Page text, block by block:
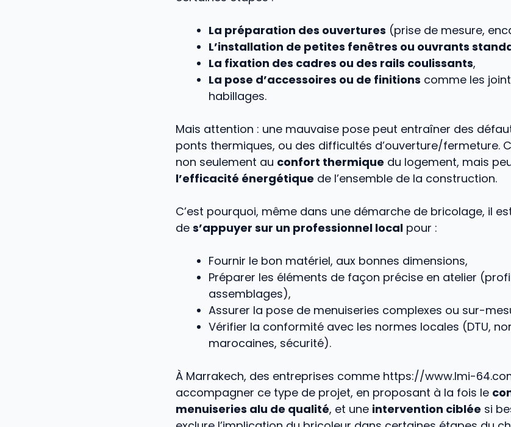
La préparation des ouvertures (prise de mesure,
L’installation de petites fenêtres ou ouvrants
La fixation des cadres ou des rails coulissants,
La pose d’accessoires ou de finitions comme les
habillages.
Mais attention : une mauvaise pose peut entraîner des
ponts thermiques, ou des difficultés d’ouverture/fermeture.
non seulement au confort thermique du logement, mais
l’efficacité énergétique de l’ensemble de la construction.
C’est pourquoi, même dans une démarche de bricolage, il
de s’appuyer sur un professionnel local pour :
Fournir le bon matériel, aux bonnes dimensions,
Préparer les éléments de façon précise en atelier
assemblages),
Assurer la pose de menuiseries complexes ou sur-
Vérifier la conformité avec les normes locales (DTU,
marocaines, sécurité).
À Marrakech, des entreprises comme https://www.lmi-
accompagner ce type de projet, en proposant à la fois le
menuiseries alu de qualité, et une intervention ciblée si